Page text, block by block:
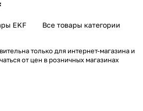
EKF Все товары категории
только для интернет-магазина и
от цен в розничных магазинах